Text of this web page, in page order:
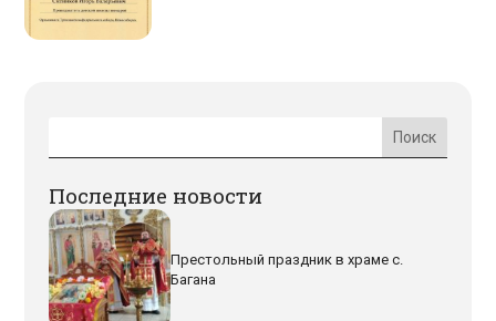
Последние новости
Престольный праздник в храме с.
Багана